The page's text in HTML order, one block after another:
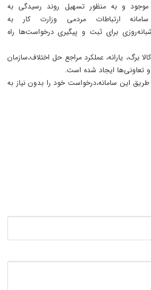
و به منظور تسهیل روند رسیدگی به
ارتباطات مردمی وزارت کار به
برای ثبت و پیگیری درخواست‌ها راه
برگ، یارانه، عملکرد مراجع حل اختلاف،سازمان
تعاونی‌ها ایجاد شده است.
این سامانه،درخواست خود را بدون نیاز به